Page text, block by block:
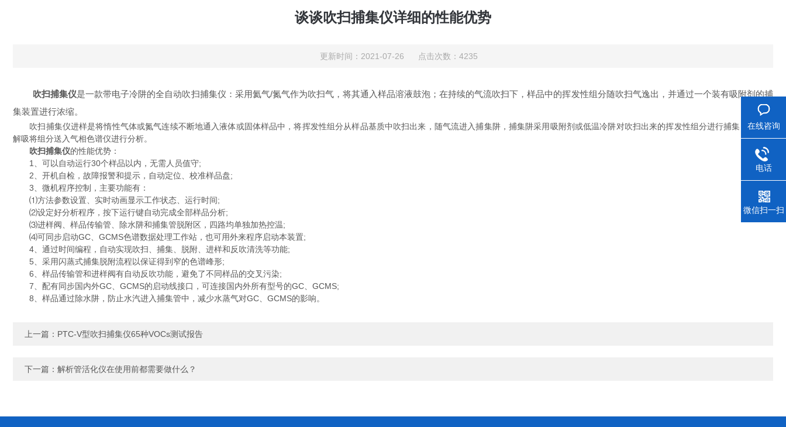
谈谈吹扫捕集仪详细的性能优势
更新时间：2021-07-26 点击次数：4235
吹扫捕集仪是一款带电子冷阱的全自动吹扫捕集仪：采用氦气/氮气作为吹扫气，将其通入样品溶液鼓泡；在持续的气流吹扫下，样品中的挥发性组分随吹扫气逸出，并通过一个装有吸附剂的捕
集装置进行浓缩。
吹扫捕集仪进样是将惰性气体或氮气连续不断地通入液体或固体样品中，将挥发性组分从样品基质中吹扫出来，随气流进入捕集阱，捕集阱采用吸附剂或低温冷阱对吹扫出来的挥发性组分进行捕集，再经热
解吸将组分送入气相色谱仪进行分析。
吹扫捕集仪的性能优势：
1、可以自动运行30个样品以内，无需人员值守;
2、开机自检，故障报警和提示，自动定位、校准样品盘;
3、微机程序控制，主要功能有：
⑴方法参数设置、实时动画显示工作状态、运行时间;
⑵设定好分析程序，按下运行键自动完成全部样品分析;
⑶进样阀、样品传输管、除水阱和捕集管脱附区，四路均单独加热控温;
⑷可同步启动GC、GCMS色谱数据处理工作站，也可用外来程序启动本装置;
4、通过时间编程，自动实现吹扫、捕集、脱附、进样和反吹清洗等功能;
5、采用闪蒸式捕集脱附流程以保证得到窄的色谱峰形;
6、样品传输管和进样阀有自动反吹功能，避免了不同样品的交叉污染;
7、配有同步国内外GC、GCMS的启动线接口，可连接国内外所有型号的GC、GCMS;
8、样品通过除水阱，防止水汽进入捕集管中，减少水蒸气对GC、GCMS的影响。
上一篇： PTC-V型吹扫捕集仪65种VOCs测试报告
下一篇： 解析管活化仪在使用前都需要做什么？
在线咨询
电话
微信扫一扫